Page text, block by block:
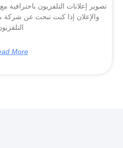
تصوير إعلانات التلفزيون باحترافية
والإعلان إذا كنت تبحث عن
More